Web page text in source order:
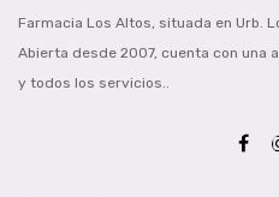
Farmacia Los Altos, situada en Urb.
Abierta desde 2007, cuenta con una
y todos los servicios..